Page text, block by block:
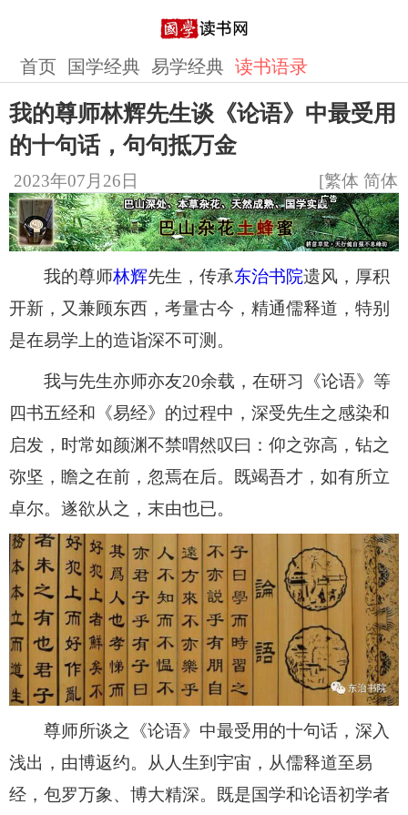
首页 国学经典 易学经典 读书语录
我的尊师林辉先生谈《论语》中最受用
的十句话，句句抵万金
2023年07月26日 [繁体 简体
我的尊师林辉先生，传承东治书院遗风，厚积
开新，又兼顾东西，考量古今，精通儒释道，特别
是在易学上的造诣深不可测。
我与先生亦师亦友20余载，在研习《论语》等
四书五经和《易经》的过程中，深受先生之感染和
启发，时常如颜渊不禁喟然叹曰：仰之弥高，钻之
弥坚，瞻之在前，忽焉在后。既竭吾才，如有所立
卓尔。遂欲从之，末由也已。
尊师所谈之《论语》中最受用的十句话，深入
浅出，由博返约。从人生到宇宙，从儒释道至易
经，包罗万象、博大精深。既是国学和论语初学者